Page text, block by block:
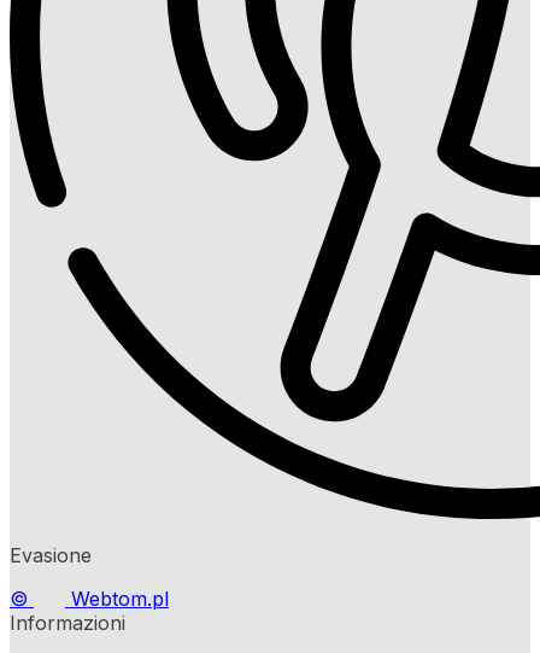
Evasione
©
Webtom.pl
Informazioni